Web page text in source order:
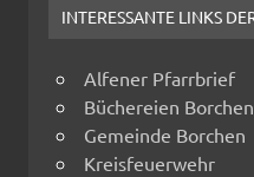
INTERESSANTE LINKS
Alfener Pfarrbrief
Büchereien Borchen
Gemeinde Borchen
Kreisfeuerwehr